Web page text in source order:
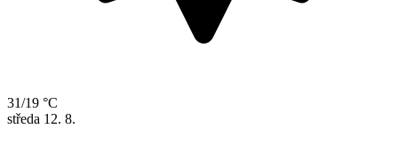
31/19 °C
středa 12. 8.